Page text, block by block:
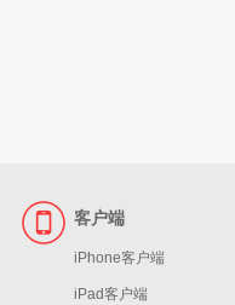
客户端
iPhone客户端
iPad客户端